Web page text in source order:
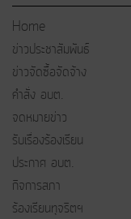
Home
ข่าวประชาสัมพันธ์
ข่าวจัดซื้อจัดจ้าง
คำสั่ง อบต.
จดหมายข่าว
รับเรื่องร้องเรียน
ประกาศ อบต.
กิจการสภา
ร้องเรียนทุจริตฯ